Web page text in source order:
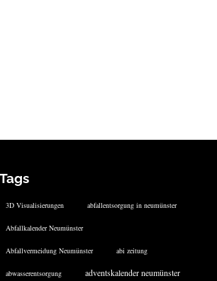
Tags
3D Visualisierungen abfallentsorgung in neumünster
Abfallkalender Neumünster
Abfallvermeidung Neumünster abi zeitung
abwasserentsorgung adventskalender neumünster